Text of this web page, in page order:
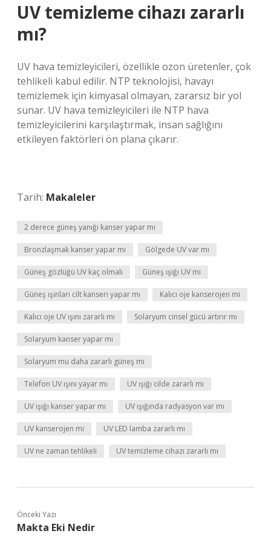
UV temizleme cihazı zararlı
mı?
UV hava temizleyicileri, özellikle ozon üretenler, çok
tehlikeli kabul edilir. NTP teknolojisi, havayı
temizlemek için kimyasal olmayan, zararsız bir yol
sunar. UV hava temizleyicileri ile NTP hava
temizleyicilerini karşılaştırmak, insan sağlığını
etkileyen faktörleri ön plana çıkarır.
Tarih: Makaleler
2 derece güneş yanığı kanser yapar mı
Bronzlaşmak kanser yapar mı Gölgede UV var mı
Güneş gözlüğü UV kaç olmalı Güneş ışığı UV mi
Güneş ışınları cilt kanseri yapar mı Kalıcı oje kanserojen mi
Kalıcı oje UV ışını zararlı mı Solaryum cinsel gücü artırır mı
Solaryum kanser yapar mı
Solaryum mu daha zararlı güneş mi
Telefon UV ışını yayar mı UV ışığı cilde zararlı mı
UV ışığı kanser yapar mı UV ışığında radyasyon var mı
UV kanserojen mi UV LED lamba zararlı mı
UV ne zaman tehlikeli UV temizleme cihazı zararlı mı
Önceki Yazı
Makta Eki Nedir